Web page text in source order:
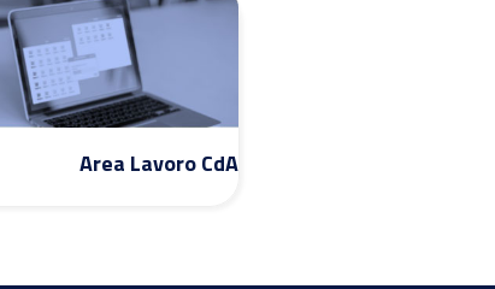
Area Lavoro CdA